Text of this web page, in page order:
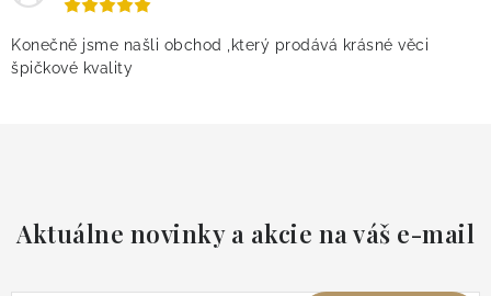
Konečně jsme našli obchod ,který prodává krásné věci
špičkové kvality
Aktuálne novinky a akcie na váš e-mail